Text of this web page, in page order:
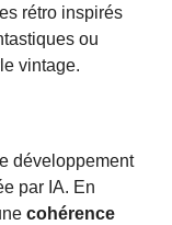
rétro inspirés
ou
vintage.
développement
par IA. En
cohérence